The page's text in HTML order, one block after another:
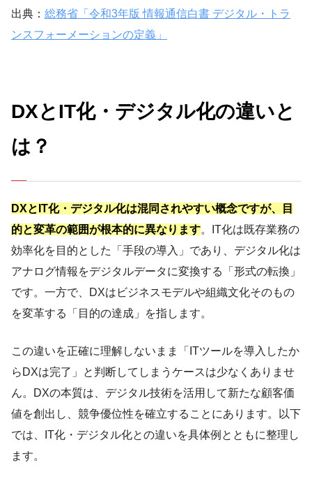
出典： 総務省「令和3年版 情報通信白書 デジタル・トラ
ンスフォーメーションの定義」
DXとIT化・デジタル化の違いと
は？
DXとIT化・デジタル化は混同されやすい概念ですが、目
的と変革の範囲が根本的に異なります。IT化は既存業務の
効率化を目的とした「手段の導入」であり、デジタル化は
アナログ情報をデジタルデータに変換する「形式の転換」
です。一方で、DXはビジネスモデルや組織文化そのもの
を変革する「目的の達成」を指します。
この違いを正確に理解しないまま「ITツールを導入したか
らDXは完了」と判断してしまうケースは少なくありませ
ん。DXの本質は、デジタル技術を活用して新たな顧客価
値を創出し、競争優位性を確立することにあります。以下
では、IT化・デジタル化との違いを具体例とともに整理し
ます。